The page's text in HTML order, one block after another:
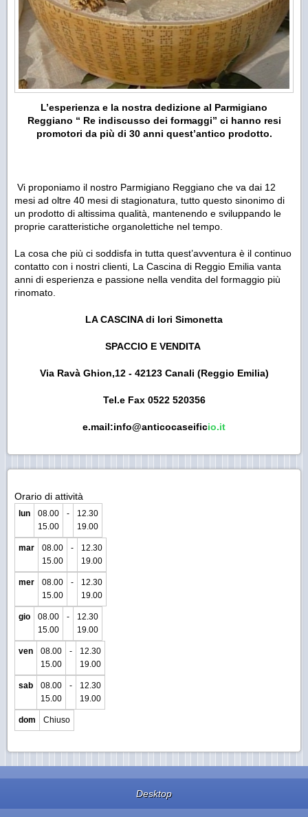
L’esperienza e la nostra dedizione al Parmigiano
Reggiano “ Re indiscusso dei formaggi” ci hanno resi
promotori da più di 30 anni quest’antico prodotto.
Vi proponiamo il nostro Parmigiano Reggiano che va dai 12
mesi ad oltre 40 mesi di stagionatura, tutto questo sinonimo di
un prodotto di altissima qualità, mantenendo e sviluppando le
proprie caratteristiche organolettiche nel tempo.
La cosa che più ci soddisfa in tutta quest’avventura è il continuo
contatto con i nostri clienti, La Cascina di Reggio Emilia vanta
anni di esperienza e passione nella vendita del formaggio più
rinomato.
LA CASCINA di Iori Simonetta
SPACCIO E VENDITA
Via Ravà Ghion,12 - 42123 Canali (Reggio Emilia)
Tel.e Fax 0522 520356
e.mail:info@anticocaseificio.it
Orario di attività
lun
08.00
15.00
-
12.30
19.00
mar
08.00
15.00
-
12.30
19.00
mer
08.00
15.00
-
12.30
19.00
gio
08.00
15.00
-
12.30
19.00
ven
08.00
15.00
-
12.30
19.00
sab
08.00
15.00
-
12.30
19.00
dom Chiuso
Desktop